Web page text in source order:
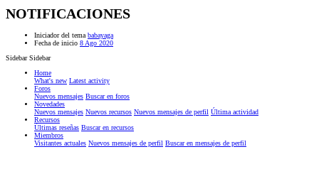
NOTIFICACIONES
Iniciador del tema babayaga
Fecha de inicio 8 Ago 2020
Sidebar Sidebar
Home
What's new Latest activity
Foros
Nuevos mensajes Buscar en foros
Novedades
Nuevos mensajes Nuevos recursos Nuevos mensajes de perfil Última actividad
Recursos
Últimas reseñas Buscar en recursos
Miembros
Visitantes actuales Nuevos mensajes de perfil Buscar en mensajes de perfil